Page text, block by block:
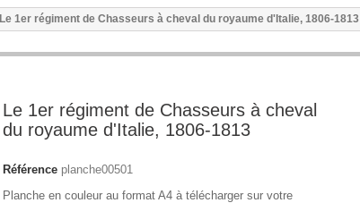
Le 1er régiment de Chasseurs à cheval du royaume d'Italie, 1806-1813
Le 1er régiment de Chasseurs à cheval
du royaume d'Italie, 1806-1813
Référence planche00501
Planche en couleur au format A4 à télécharger sur votre